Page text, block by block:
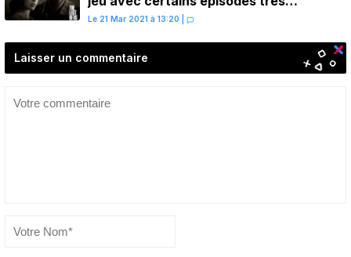
différents
Le 21 Mar 2021 à 13:20
Laisser un commentaire